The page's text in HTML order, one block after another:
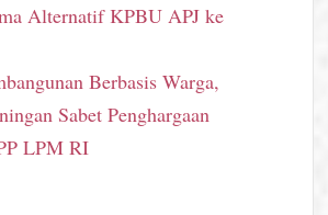
Alternatif KPBU APJ ke
Berbasis Warga,
Sabet Penghargaan
LPM RI